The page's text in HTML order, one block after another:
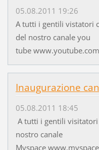
05.08.2011 19:26
A tutti i gentili vistatori
del nostro canale you
tube
Inaugurazione
05.08.2011 18:45
A tutti i gentili
nostro canale
Myspace